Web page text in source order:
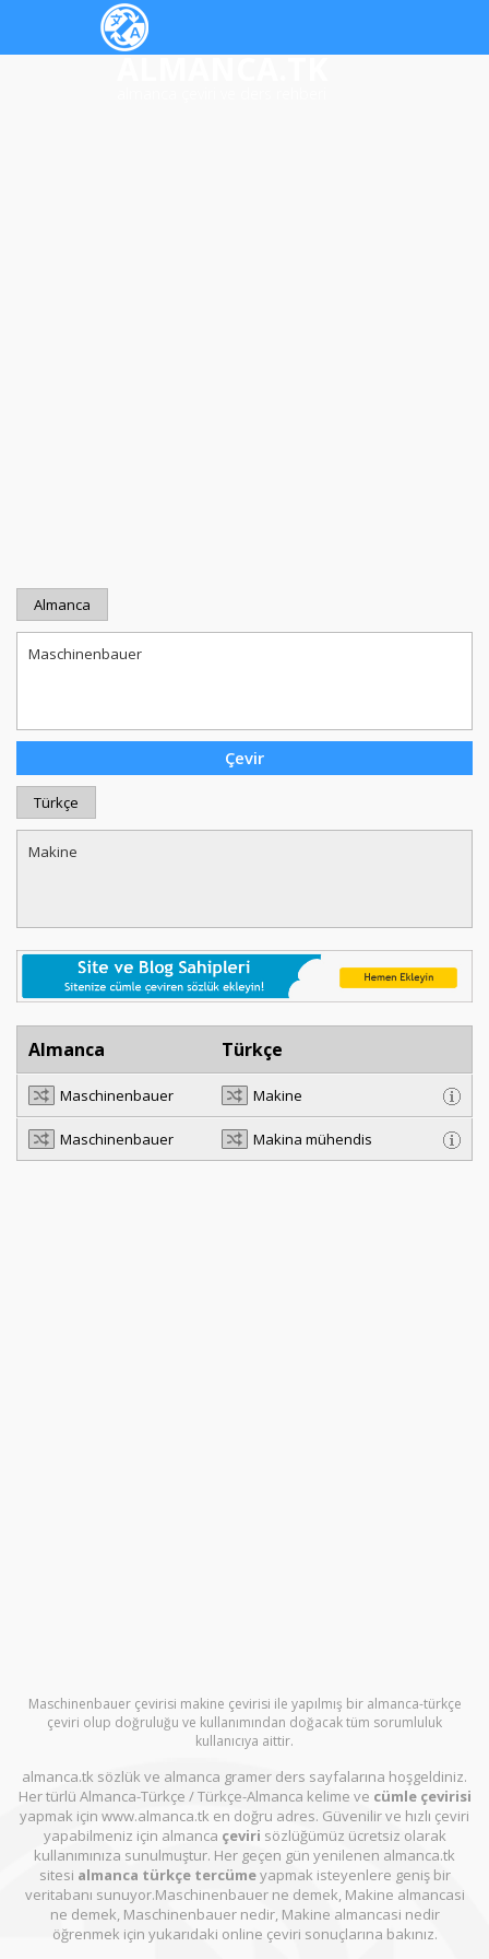
ALMANCA.TK
Almanca
Türkçe
Almanca Türkçe
Maschinenbauer Makine
Maschinenbauer Makina mühendis
Maschinenbauer çevirisi makine çevirisi ile yapılmış bir almanca-türkçe
çeviri olup doğruluğu ve kullanımından doğacak tüm sorumluluk
kullanıcıya aittir.
almanca.tk sözlük ve almanca gramer ders sayfalarına hoşgeldiniz.
Her türlü Almanca-Türkçe / Türkçe-Almanca kelime ve cümle çevirisi
yapmak için www.almanca.tk en doğru adres. Güvenilir ve hızlı çeviri
yapabilmeniz için almanca çeviri sözlüğümüz ücretsiz olarak
kullanımınıza sunulmuştur. Her geçen gün yenilenen almanca.tk
sitesi almanca türkçe tercümeyapmak isteyenlere geniş bir
veritabanı sunuyor.Maschinenbauer ne demek, Makine almancasi
ne demek, Maschinenbauer nedir, Makine almancasi nedir
öğrenmek için yukarıdaki online çeviri sonuçlarına bakınız.